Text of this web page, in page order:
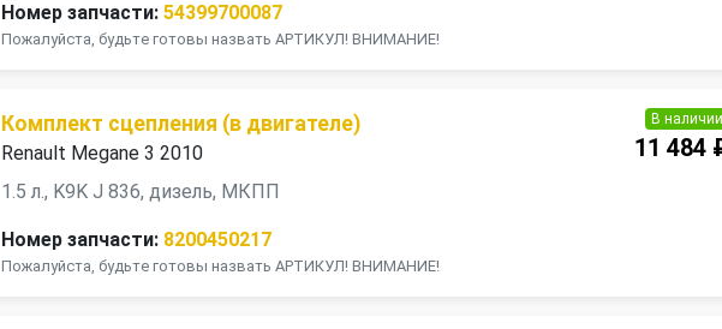
Номер запчасти: 54399700087
Пожалуйста, будьте готовы назвать АРТИКУЛ! ВНИМАНИЕ!
Комплект сцепления (в двигателе)
Renault Megane 3 2010
1.5 л., K9K J 836, дизель, МКПП
Номер запчасти: 8200450217
Пожалуйста, будьте готовы назвать АРТИКУЛ! ВНИМАНИЕ!
В наличии
11 484